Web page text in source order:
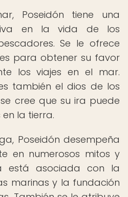
Poseidón tiene una
en la vida de los
Se le ofrece
para obtener su favor
los viajes en el mar.
también el dios de los
cree que su ira puede
la tierra.
Poseidón desempeña
en numerosos mitos y
está asociada con la
marinas y la fundación